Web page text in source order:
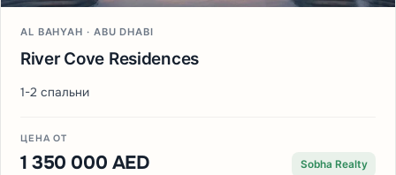
AL BAHYAH · ABU DHABI
River Cove Residences
1-2 спальни
ЦЕНА ОТ
1 350 000 AED Sobha Realty